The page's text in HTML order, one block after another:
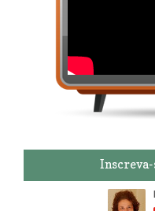
Inscreva-